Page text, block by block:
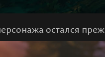
остался